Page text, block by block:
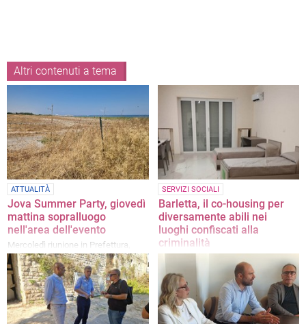
Altri contenuti a tema
ATTUALITÀ
Jova Summer Party, giovedì
mattina sopralluogo
nell'area dell'evento
Mercoledì riunione in Prefettura,
filtra ottimismo da Palazzo di Città
SERVIZI SOCIALI
Barletta, il co-housing per
diversamente abili nei
luoghi confiscati alla
criminalità
finanziata con fondi PNRR